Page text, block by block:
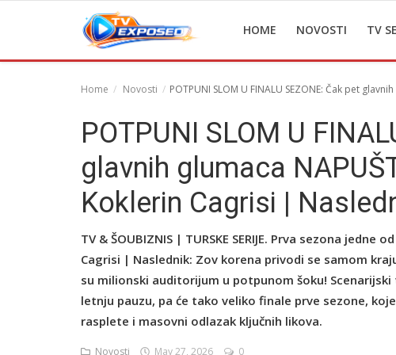
HOME NOVOSTI TV
Home Novosti POTPUNI SLOM U FINALU SEZONE: Čak pet
POTPUNI SLOM U
glavnih glumaca
Koklerin Cagrisi |
TV & ŠOUBIZNIS | TURSKE SERIJE. Prva sezona
Cagrisi | Naslednik: Zov korena privodi se samom
su milionski auditorijum u potpunom šoku!
letnju pauzu, pa će tako veliko finale prve sezone,
rasplete i masovni odlazak ključnih likova.
Novosti May 27, 2026 0